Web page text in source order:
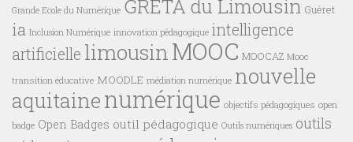
Grande Ecole du Numérique GRETA du Limousin Guéret
ia Inclusion Numérique innovation pédagogique intelligence
artificielle limousin MOOC MOOCAZ Mooc
transition éducative MOODLE médiation numérique nouvelle
aquitainenumérique objectifs pédagogiques open
badge Open Badges outil pédagogique Outils numériques outils